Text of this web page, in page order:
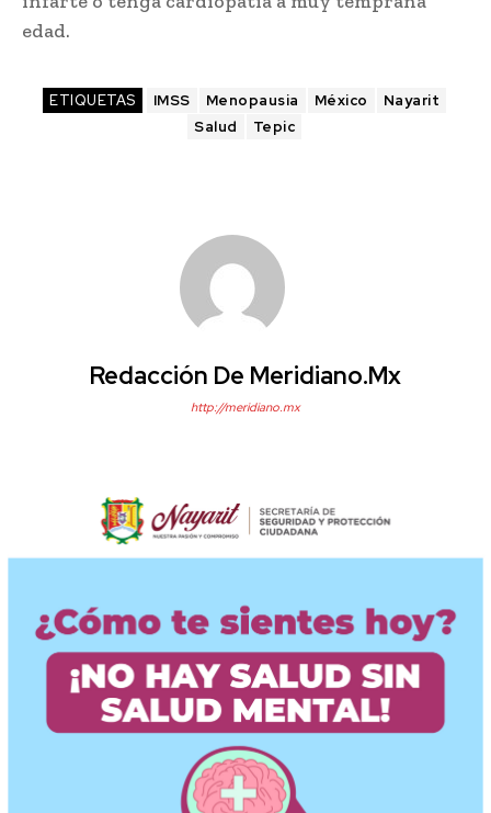
edad.
ETIQUETAS IMSS Menopausia México
Nayarit
Salud
Tepic
Redacción De Meridiano.mx
http://meridiano.mx